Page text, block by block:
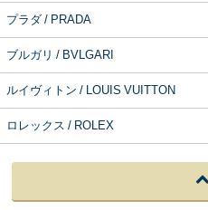
プラダ / PRADA
ブルガリ / BVLGARI
ルイヴィトン / LOUIS VUITTON
ロレックス / ROLEX